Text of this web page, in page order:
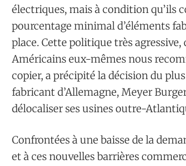
électriques, mais à condition qu’ils
pourcentage minimal d’éléments
place. Cette politique très agressive,
Américains eux-mêmes nous
copier, a précipité la décision du
fabricant d’Allemagne, Meyer
délocaliser ses usines outre-
Confrontées à une baisse de la
et à ces nouvelles barrières